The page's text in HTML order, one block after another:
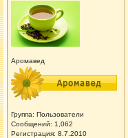
Аромавед
Группа: Пользователи
Сообщений: 1,062
Регистрация: 8.7.2010